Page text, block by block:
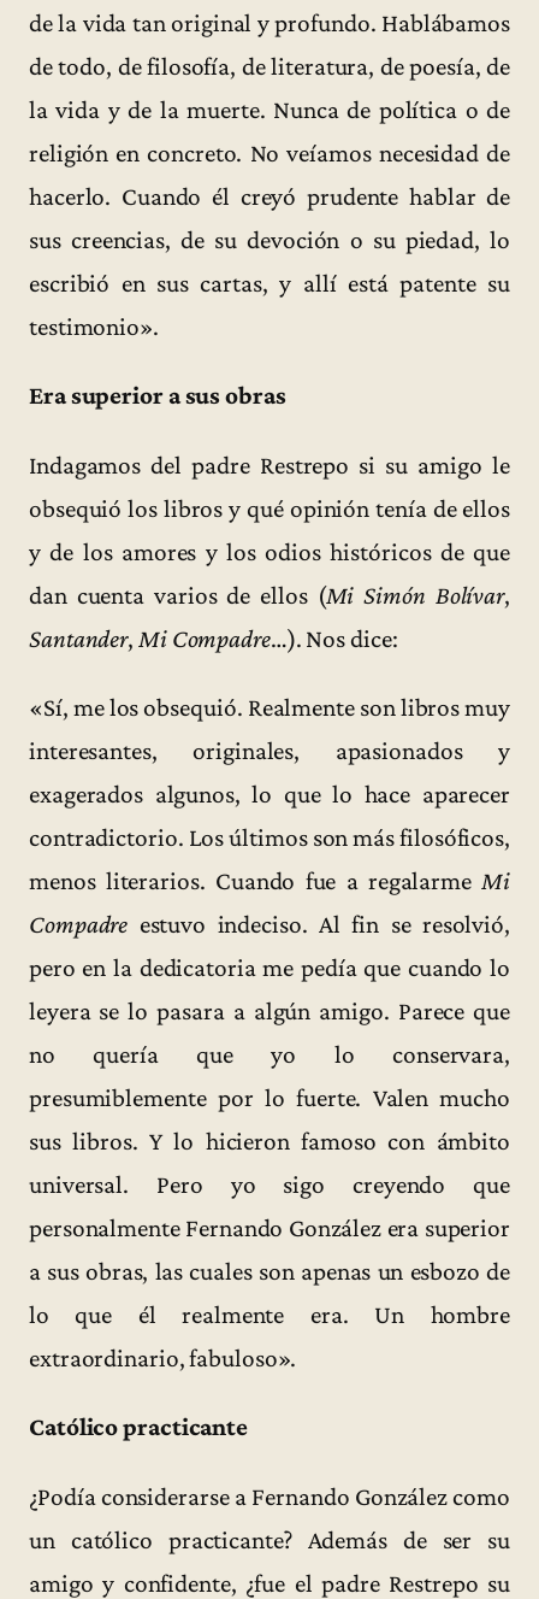
de la vida tan original y profundo. Hablábamos
de todo, de filosofía, de literatura, de poesía, de
la vida y de la muerte. Nunca de política o de
religión en concreto. No veíamos necesidad de
hacerlo. Cuando él creyó prudente hablar de
sus creencias, de su devoción o su piedad, lo
escribió en sus cartas, y allí está patente su
testimonio».
Era superior a sus obras
Indagamos del padre Restrepo si su amigo le
obsequió los libros y qué opinión tenía de ellos
y de los amores y los odios históricos de que
dan cuenta varios de ellos (Mi Simón Bolívar,
Santander, Mi Compadre…). Nos dice:
«Sí, me los obsequió. Realmente son libros muy
interesantes, originales, apasionados y
exagerados algunos, lo que lo hace aparecer
contradictorio. Los últimos son más filosóficos,
menos literarios. Cuando fue a regalarmeMi
Compadre estuvo indeciso. Al fin se resolvió,
pero en la dedicatoria me pedía que cuando lo
leyera se lo pasara a algún amigo. Parece que
no quería que yo lo conservara,
presumiblemente por lo fuerte. Valen mucho
sus libros. Y lo hicieron famoso con ámbito
universal. Pero yo sigo creyendo que
personalmente Fernando González era superior
a sus obras, las cuales son apenas un esbozo de
lo que él realmente era. Un hombre
extraordinario, fabuloso».
Católico practicante
¿Podía considerarse a Fernando González como
un católico practicante? Además de ser su
amigo y confidente, ¿fue el padre Restrepo su